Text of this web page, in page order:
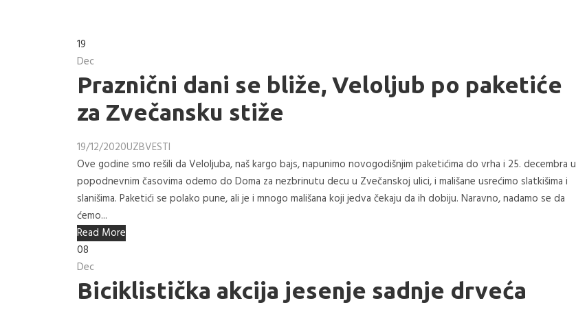
19
Dec
Praznični dani se bliže, Veloljub po paketiće
za Zvečansku stiže
19/12/2020UZBVESTI
Ove godine smo rešili da Veloljuba, naš kargo bajs, napunimo novogodišnjim paketićima do vrha i 25. decembra u
popodnevnim časovima odemo do Doma za nezbrinutu decu u Zvečanskoj ulici, i mališane usrećimo slatkišima i
slanišima. Paketići se polako pune, ali je i mnogo mališana koji jedva čekaju da ih dobiju. Naravno, nadamo se da
ćemo...
Read More
08
Dec
Biciklistička akcija jesenje sadnje drveća